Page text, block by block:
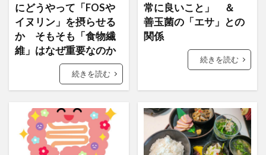
にどうやって「FOSや
イヌリン」を摂らせる
か そもそも「食物繊
維」はなぜ重要なのか
続きを読む
常に良いこと」 ＆
善玉菌の「エサ」との
関係
続きを読む